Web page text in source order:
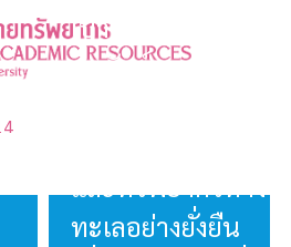
เป้าหมายที่ 14:
อนุรักษ์และใช้
และทรัพยากรทาง
ทะเลอย่างยั่งยืน